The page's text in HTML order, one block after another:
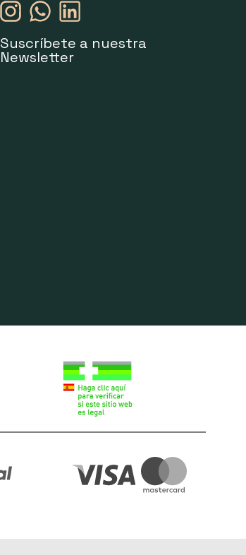
Suscríbete a nuestra
Newsletter